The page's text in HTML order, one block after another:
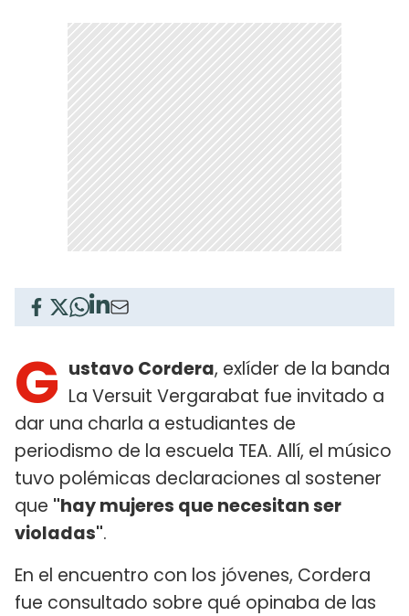
G ustavo Cordera, exlíder de la banda
La Versuit Vergarabat fue invitado a
dar una charla a estudiantes de
periodismo de la escuela TEA. Allí, el músico
tuvo polémicas declaraciones al sostener
que "hay mujeres que necesitan ser
violadas".
En el encuentro con los jóvenes, Cordera
fue consultado sobre qué opinaba de las